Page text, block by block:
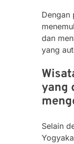
Dengan
dan
yang
yang
Selain